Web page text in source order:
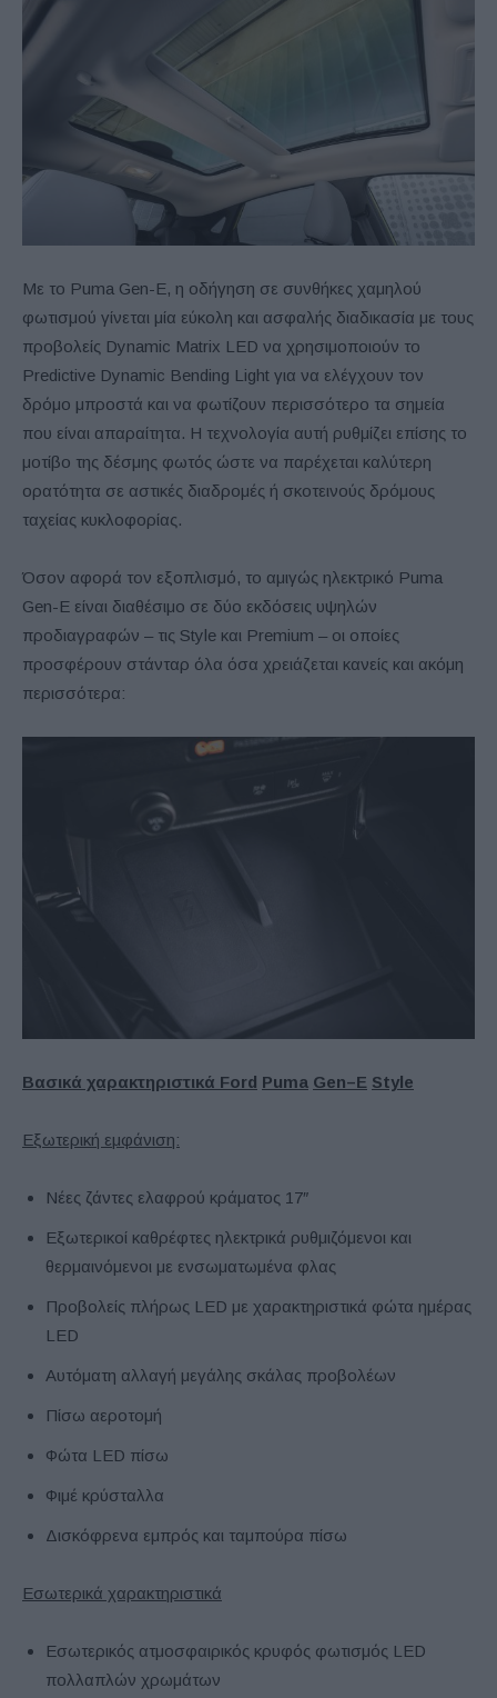
Με το Puma Gen-E, η οδήγηση σε συνθήκες χαμηλού
φωτισμού γίνεται μία εύκολη και ασφαλής διαδικασία με τους
προβολείς Dynamic Matrix LED να χρησιμοποιούν το
Predictive Dynamic Bending Light για να ελέγχουν τον
δρόμο μπροστά και να φωτίζουν περισσότερο τα σημεία
που είναι απαραίτητα. Η τεχνολογία αυτή ρυθμίζει επίσης το
μοτίβο της δέσμης φωτός ώστε να παρέχεται καλύτερη
ορατότητα σε αστικές διαδρομές ή σκοτεινούς δρόμους
ταχείας κυκλοφορίας.
Όσον αφορά τον εξοπλισμό, το αμιγώς ηλεκτρικό Puma
Gen-E είναι διαθέσιμο σε δύο εκδόσεις υψηλών
προδιαγραφών – τις Style και Premium – οι οποίες
προσφέρουν στάνταρ όλα όσα χρειάζεται κανείς και ακόμη
περισσότερα:
Βασικά χαρακτηριστικά Ford Puma Gen–E Style
Εξωτερική εμφάνιση:
Νέες ζάντες ελαφρού κράματος 17″
Εξωτερικοί καθρέφτες ηλεκτρικά ρυθμιζόμενοι και
θερμαινόμενοι με ενσωματωμένα φλας
Προβολείς πλήρως LED με χαρακτηριστικά φώτα ημέρας
LED
Αυτόματη αλλαγή μεγάλης σκάλας προβολέων
Πίσω αεροτομή
Φώτα LED πίσω
Φιμέ κρύσταλλα
Δισκόφρενα εμπρός και ταμπούρα πίσω
Εσωτερικά χαρακτηριστικά
Εσωτερικός ατμοσφαιρικός κρυφός φωτισμός LED
πολλαπλών χρωμάτων